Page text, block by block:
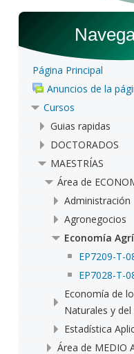
Página Principal
Anuncios de la
Cursos
Guias rapidas
DOCTORADOS
MAESTRÍAS
Área de
Administración
Agronegocios
Economía
EP7209-T-
EP7028-T-
Economía de
Naturales y
Estadística
Área de MEDIO